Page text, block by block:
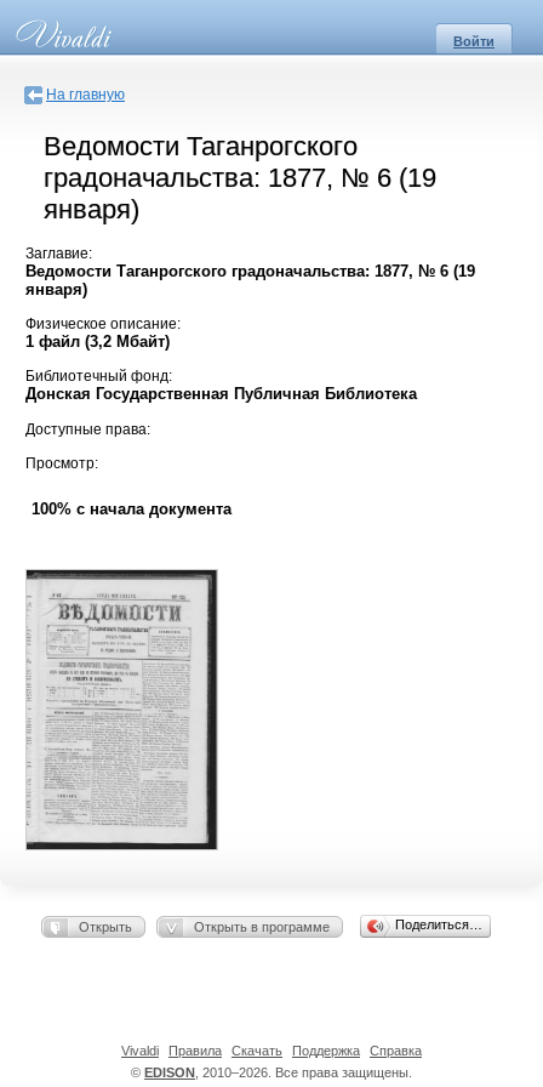
Войти
На главную
Ведомости Таганрогского
градоначальства: 1877, № 6 (19
января)
Заглавие:
Ведомости Таганрогского градоначальства: 1877, № 6 (19
января)
Физическое описание:
1 файл (3,2 Мбайт)
Библиотечный фонд:
Донская Государственная Публичная Библиотека
Доступные права:
Просмотр:
100% с начала документа
Открыть Открыть в программе Поделиться…
© EDISON , 2010–2026. Все права защищены.
Vivaldi Правила Скачать Поддержка Справка